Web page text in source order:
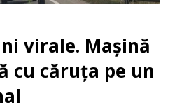
virale. Mașină
cu căruța pe un